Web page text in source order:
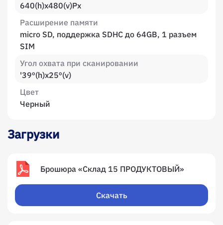
640(h)х480(v)Px
Расширение памяти
micro SD, поддержка SDHC до 64GB, 1 разъем
SIM
Угол охвата при сканировании
'39º(h)x25º(v)
Цвет
Черный
Загрузки
Брошюра «Склад 15 ПРОДУКТОВЫЙ»
Скачать